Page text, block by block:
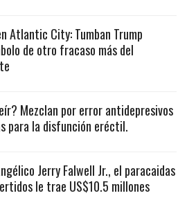
Atlantic City: Tumban Trump
de otro fracaso más del
Mezclan por error antidepresivos
para la disfunción eréctil.
Jerry Falwell Jr., el paracaidas
le trae US$10.5 millones